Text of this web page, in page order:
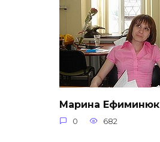
Марина Ефиминюк
0 682